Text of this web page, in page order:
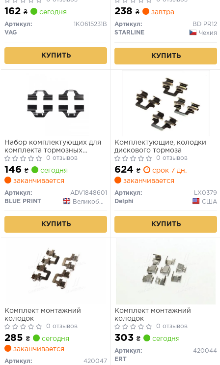
162 ₴ сегодня
Артикул:
1K0615231B
VAG
КУПИТЬ
238 ₴ завтра
Артикул:
BD PR12
STARLINE
Чехия
КУПИТЬ
Набор комплектующих для
комплекта тормозных
накладок (сторона
установки: задний мост)
0 отзывов
146 ₴
сегодня
заканчивается
Артикул:
ADV1848601
BLUE PRINT
Великобритания
КУПИТЬ
Комплектующие, колодки
дискового тормоза
0 отзывов
624 ₴
срок 7 дн.
заканчивается
Артикул:
LX0379
Delphi
США
КУПИТЬ
Комплект монтажний
колодок
0 отзывов
285 ₴
сегодня
заканчивается
Артикул:
420047
Комплект монтажний
колодок
0 отзывов
303 ₴ сегодня
Артикул:
420044
ERT